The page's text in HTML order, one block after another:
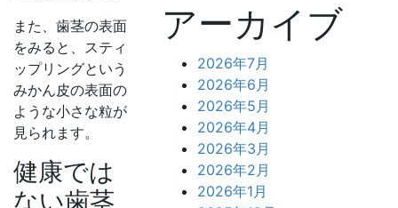
また、歯茎の表面
をみると、スティ
ップリングという
みかん皮の表面の
ような小さな粒が
見られます。
健康では
ない歯茎
アーカイブ
2026年7月
2026年6月
2026年5月
2026年4月
2026年3月
2026年2月
2026年1月